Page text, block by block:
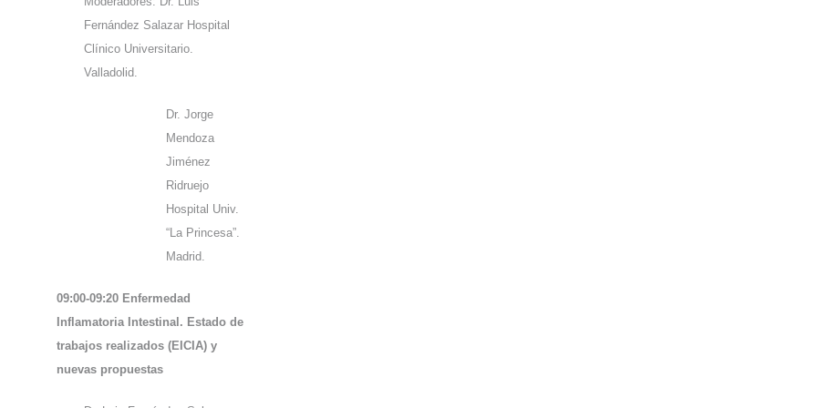
Fernández Salazar Hospital
Clínico Universitario.
Valladolid.
Dr. Jorge
Mendoza
Jiménez
Ridruejo
Hospital Univ.
“La Princesa”.
Madrid.
09:00-09:20 Enfermedad
Inflamatoria Intestinal. Estado de
trabajos realizados (EICIA) y
nuevas propuestas